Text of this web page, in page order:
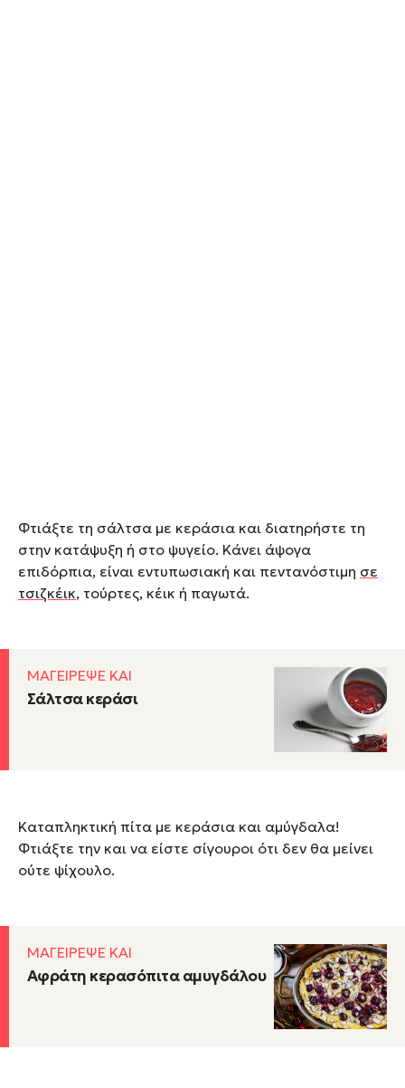
Φτιάξτε τη σάλτσα με κεράσια και διατηρήστε τη
στην κατάψυξη ή στο ψυγείο. Κάνει άψογα
επιδόρπια, είναι εντυπωσιακή και πεντανόστιμη σε
τσιζκέικ, τούρτες, κέικ ή παγωτά.
ΜΑΓΕΙΡΕΨΕ ΚΑΙ
Σάλτσα κεράσι
Καταπληκτική πίτα με κεράσια και αμύγδαλα!
Φτιάξτε την και να είστε σίγουροι ότι δεν θα μείνει
ούτε ψίχουλο.
ΜΑΓΕΙΡΕΨΕ ΚΑΙ
Αφράτη κερασόπιτα αμυγδάλου